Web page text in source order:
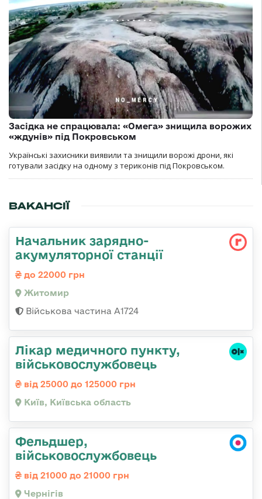
Засідка не спрацювала: «Омега» знищила ворожих
«ждунів» під Покровськом
Українські захисники виявили та знищили ворожі дрони, які
готували засідку на одному з териконів під Покровськом.
ВАКАНСІЇ
Начальник зарядно-
акумуляторної станції
до 22000 грн
Житомир
Військова частина А1724
Лікар медичного пункту,
військовослужбовець
від 25000 до 125000 грн
Київ, Київська область
Фельдшер,
військовослужбовець
від 21000 до 21000 грн
Чернігів